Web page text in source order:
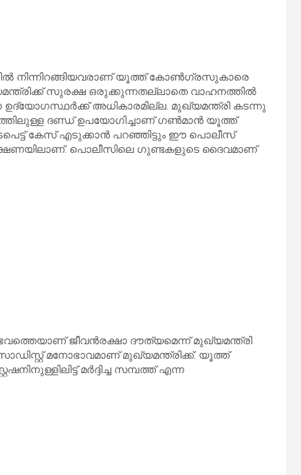
നിന്നിറങ്ങിയവരാണ് യൂത്ത് കോണ്‍ഗ്രസുകാരെ
സുരക്ഷ ഒരുക്കുന്നതല്ലാതെ വാഹനത്തില്‍
ഉദ്യോഗസ്ഥര്‍ക്ക് അധികാരമില്ല. മുഖ്യമന്ത്രി കടന്നു
ദണ്ഡ് ഉപയോഗിച്ചാണ് ഗണ്‍മാന്‍ യൂത്ത്
കേസ് എടുക്കാന്‍ പറഞ്ഞിട്ടും ഈ പൊലീസ്
പൊലീസിലെ ഗുണ്ടകളുടെ ദൈവമാണ്
ജീവന്‍രക്ഷാ ദൗത്യമെന്ന് മുഖ്യമന്ത്രി
മനോഭാവമാണ് മുഖ്യമന്ത്രിക്ക്. യൂത്ത്
മര്‍ദ്ദിച്ച സമ്പത്ത് എന്ന